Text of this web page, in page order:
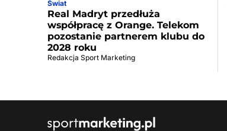
Świat
Real Madryt przedłuża
współpracę z Orange. Telekom
pozostanie partnerem klubu do
2028 roku
Redakcja Sport Marketing